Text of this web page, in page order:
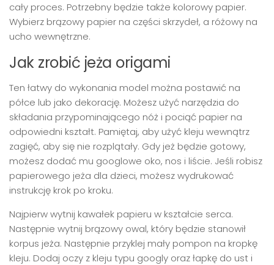
cały proces. Potrzebny będzie także kolorowy papier.
Wybierz brązowy papier na części skrzydeł, a różowy na
ucho wewnętrzne.
Jak zrobić jeża origami
Ten łatwy do wykonania model można postawić na
półce lub jako dekorację. Możesz użyć narzędzia do
składania przypominającego nóż i pociąć papier na
odpowiedni kształt. Pamiętaj, aby użyć kleju wewnątrz
zagięć, aby się nie rozplątały. Gdy jeż będzie gotowy,
możesz dodać mu googlowe oko, nos i liście. Jeśli robisz
papierowego jeża dla dzieci, możesz wydrukować
instrukcję krok po kroku.
Najpierw wytnij kawałek papieru w kształcie serca.
Następnie wytnij brązowy owal, który będzie stanowił
korpus jeża. Następnie przyklej mały pompon na kropkę
kleju. Dodaj oczy z kleju typu googly oraz łapkę do ust i